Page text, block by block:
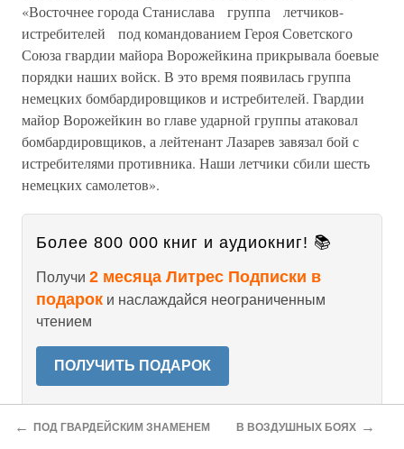
«Восточнее города Станислава группа летчиков-
истребителей под командованием Героя Советского
Союза гвардии майора Ворожейкина прикрывала боевые
порядки наших войск. В это время появилась группа
немецких бомбардировщиков и истребителей. Гвардии
майор Ворожейкин во главе ударной группы атаковал
бомбардировщиков, а лейтенант Лазарев завязал бой с
истребителями противника. Наши летчики сбили шесть
немецких самолетов».
Более 800 000 книг и аудиокниг! 📚
Получи 2 месяца Литрес Подписки в
подарок и наслаждайся неограниченным
чтением
ПОЛУЧИТЬ ПОДАРОК
← ПОД ГВАРДЕЙСКИМ ЗНАМЕНЕМ В ВОЗДУШНЫХ БОЯХ →